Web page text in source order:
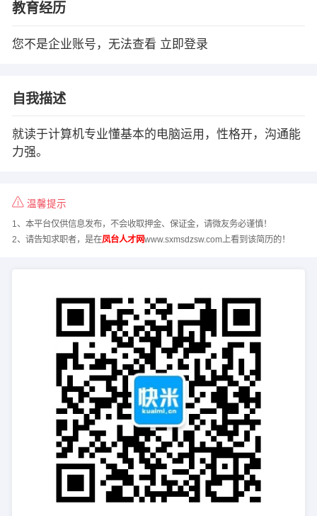
教育经历
您不是企业账号，无法查看 立即登录
自我描述
就读于计算机专业懂基本的电脑运用，性格开，沟通能
力强。
温馨提示
1、本平台仅供信息发布，不会收取押金、保证金，请微友务必谨慎！
2、请告知求职者，是在凤台人才网www.sxmsdzsw.com上看到该简历的！